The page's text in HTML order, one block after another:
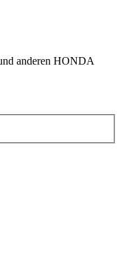
anderen HONDA